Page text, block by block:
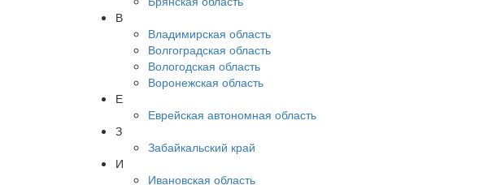
В
Владимирская область
Волгоградская область
Вологодская область
Воронежская область
Е
Еврейская автономная область
З
Забайкальский край
И
Ивановская область